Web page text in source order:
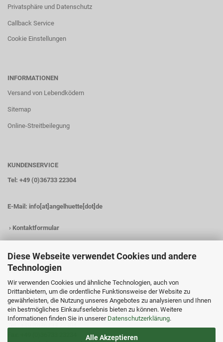
Diese Webseite verwendet Cookies und andere
Technologien
Wir verwenden Cookies und ähnliche Technologien, auch von
Drittanbietern, um die ordentliche Funktionsweise der Website zu
gewährleisten, die Nutzung unseres Angebotes zu analysieren und Ihnen
ein bestmögliches Einkaufserlebnis bieten zu können. Weitere
Informationen finden Sie in unserer Datenschutzerklärung.
Alle Akzeptieren
Privatsphäre und Datenschutz
Callback Service
Cookie Einstellungen
INFORMATIONEN
Versand von Lebendködern
Sitemap
Online-Streitbeilegung
KUNDENSERVICE
Tel: +49 (0)36733 22304
E-Mail: info[at]angelhuette[dot]de
› Kontaktformular
KONTAKTDATEN
Angelhütte
Inh.: Christina Heß
Preßwitzer Str. 18
D-07338 Hohenwarte